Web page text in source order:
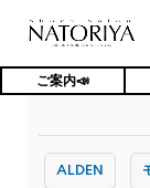
ご案内📣
TOP
ALDEN